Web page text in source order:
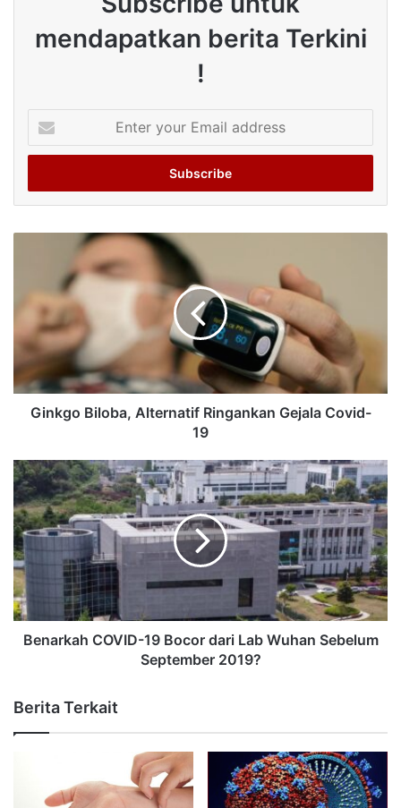
mendapatkan berita Terkini
!
your
Email
Ginkgo Biloba, Alternatif Ringankan Gejala Covid-
19
Benarkah COVID-19 Bocor dari Lab Wuhan Sebelum
September 2019?
Berita Terkait